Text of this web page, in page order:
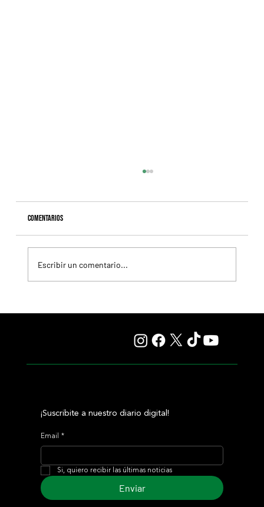
Comentarios
Escribir un comentario...
¡Suscribite a nuestro diario digital!
Email *
Si, quiero recibir las últimas noticias
Enviar